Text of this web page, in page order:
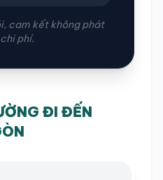
cam kết không phát
phí.
ĐI ĐẾN